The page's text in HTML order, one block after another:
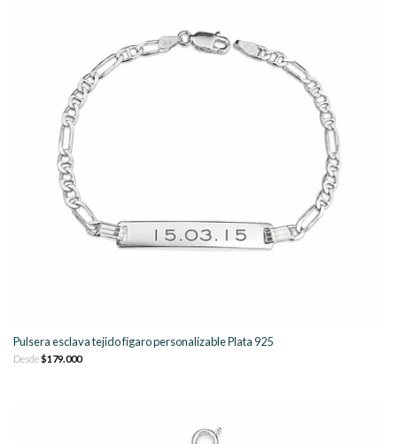
Pulsera esclava tejido fígaro personalizable Plata 925
Desde$179.000